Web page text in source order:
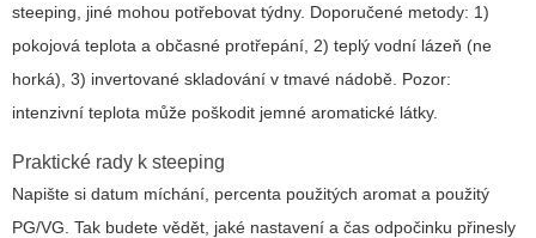
steeping, jiné mohou potřebovat týdny. Doporučené metody: 1)
pokojová teplota a občasné protřepání, 2) teplý vodní lázeň (ne
horká), 3) invertované skladování v tmavé nádobě. Pozor:
intenzivní teplota může poškodit jemné aromatické látky.
Praktické rady k steeping
Napište si datum míchání, percenta použitých aromat a použitý
PG/VG. Tak budete vědět, jaké nastavení a čas odpočinku přinesly